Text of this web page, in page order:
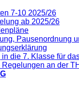
7-10 2025/26
ab 2025/26
Pausenordnung
in die 7. Klasse für
Regelungen an der